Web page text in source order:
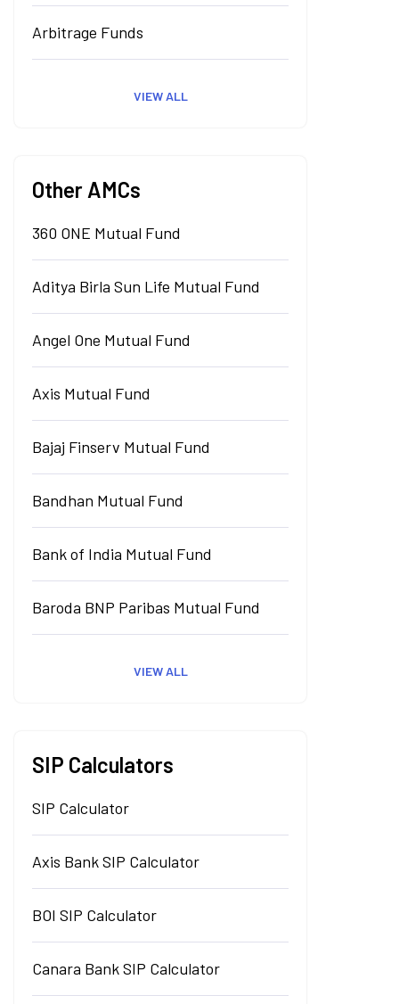
Arbitrage Funds
VIEW ALL
Other AMCs
360 ONE Mutual Fund
Aditya Birla Sun Life Mutual Fund
Angel One Mutual Fund
Axis Mutual Fund
Bajaj Finserv Mutual Fund
Bandhan Mutual Fund
Bank of India Mutual Fund
Baroda BNP Paribas Mutual Fund
VIEW ALL
SIP Calculators
SIP Calculator
Axis Bank SIP Calculator
BOI SIP Calculator
Canara Bank SIP Calculator